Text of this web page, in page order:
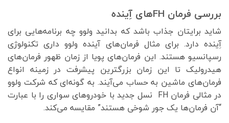
بررسی فرمان FHهای آِینده
شاید برایتان جذاب باشد که بدانید ولوو چه برنامه‌هایی برای
آِینده دارد. برای مثال فرمان‌های آینده ولوو داری تکنولوژی
رسپانسیو هستند. این فرمان‌های پویا از زمان ظهور فرمان‌های
هیدرولیک تا این زمان بزرگترین پیشرفت در زمینه انواع
فرمان‌های ماشین‌ به حساب می‌آیند. به گونه‌ای که شرکت ولوو
در مثالی فرمان FH نسل جدید با خودروهای سواری را با عبارت
“آن فرمان‌ها یک جور شوخی هستند” مقایسه می‌کند.